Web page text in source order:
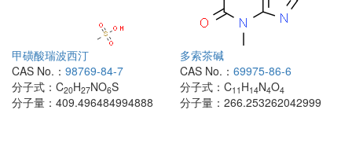
甲磺酸瑞波西汀
CAS No.： 98769-84-7
分子式： C20H27NO6S
分子量： 409.496484994888
多索茶碱
CAS No.： 69975-86-6
分子式： C11 H14N4O4
分子量： 266.253262042999